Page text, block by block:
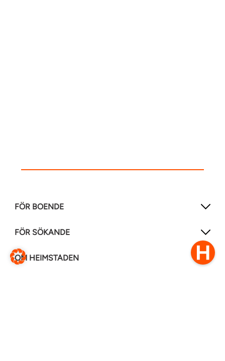
FÖR BOENDE
FÖR SÖKANDE
OM HEIMSTADEN